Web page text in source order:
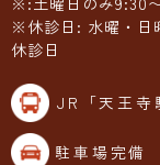
※休診日: 水曜・
休診日
JR「天王寺
駐車場完備